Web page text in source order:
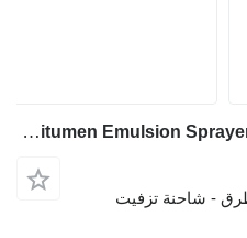
TICAB Manufacturer Bitumen Emulsion Sprayer 1000 L / Bitumen Spreader
- شاحنة تزفيت